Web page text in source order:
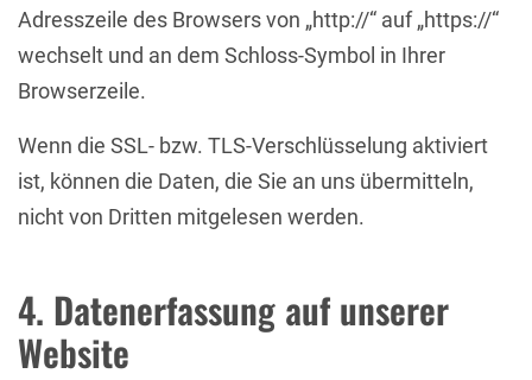
Adresszeile des Browsers von „http://“ auf „https://“
wechselt und an dem Schloss-Symbol in Ihrer
Browserzeile.
Wenn die SSL- bzw. TLS-Verschlüsselung aktiviert
ist, können die Daten, die Sie an uns übermitteln,
nicht von Dritten mitgelesen werden.
4. Datenerfassung auf unserer
Website